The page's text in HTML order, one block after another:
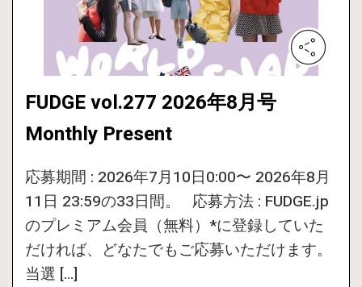
FUDGE vol.277 2026年8月号
Monthly Present
応募期間 : 2026年7月10日0:00〜 2026年8月
11日 23:59の33日間。 応募方法 : FUDGE.jp
のプレミアム会員（無料）*に登録していた
だければ、どなたでもご応募いただけます。
当選 […]